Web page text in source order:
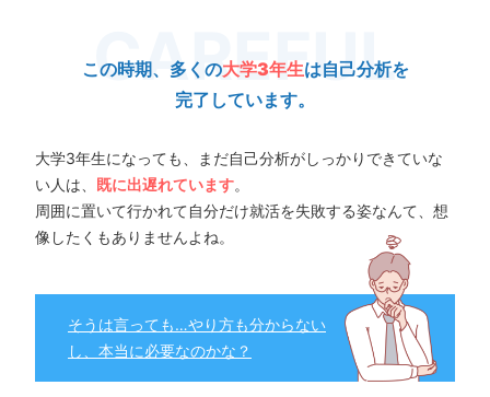
この時期、多くの大学3年生は自己分析を
完了しています。
大学3年生になっても、まだ自己分析がしっかりできていな
い人は、 既に出遅れています。
周囲に置いて行かれて自分だけ就活を失敗する姿なんて、想
像したくもありませんよね。
そうは言っても…やり方も分からない
し、本当に必要なのかな？